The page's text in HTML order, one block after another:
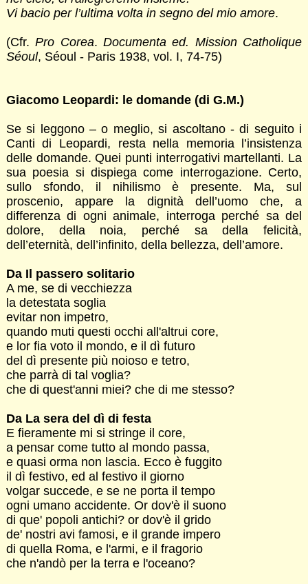
Vi bacio per l’ultima volta in segno del mio amore.
(Cfr.Pro Corea.Documenta ed. Mission Catholique
Séoul, Séoul - Paris 1938, vol. I, 74-75)
Giacomo Leopardi: le domande (di G.M.)
Se si leggono – o meglio, si ascoltano - di seguito i
Canti di Leopardi, resta nella memoria l’insistenza
delle domande. Quei punti interrogativi martellanti. La
sua poesia si dispiega come interrogazione. Certo,
sullo sfondo, il nihilismo è presente. Ma, sul
proscenio, appare la dignità dell’uomo che, a
differenza di ogni animale, interroga perché sa del
dolore, della noia, perché sa della felicità,
dell’eternità, dell’infinito, della bellezza, dell’amore.
Da Il passero solitario
A me, se di vecchiezza
la detestata soglia
evitar non impetro,
quando muti questi occhi all'altrui core,
e lor fia voto il mondo, e il dì futuro
del dì presente più noioso e tetro,
che parrà di tal voglia?
che di quest'anni miei? che di me stesso?
Da La sera del dì di festa
E fieramente mi si stringe il core,
a pensar come tutto al mondo passa,
e quasi orma non lascia. Ecco è fuggito
il dì festivo, ed al festivo il giorno
volgar succede, e se ne porta il tempo
ogni umano accidente. Or dov'è il suono
di que' popoli antichi? or dov'è il grido
de' nostri avi famosi, e il grande impero
di quella Roma, e l'armi, e il fragorio
che n'andò per la terra e l'oceano?